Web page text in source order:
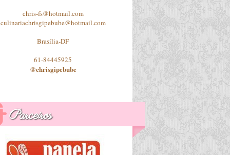
chris-fs@hotmail.com
culinariachrisgipebube@hotmail.com
Brasília-DF
61-84445925
@chrisgipebube
Parceiros